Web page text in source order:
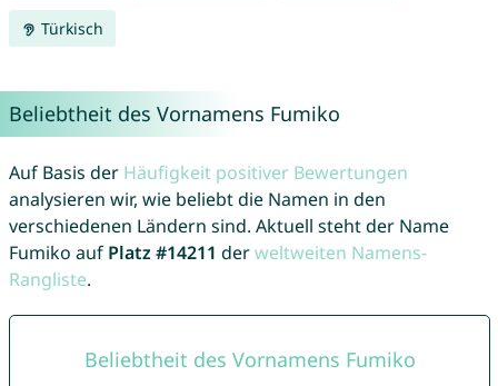
Türkisch
Beliebtheit des Vornamens Fumiko
Auf Basis der Häufigkeit positiver Bewertungen
analysieren wir, wie beliebt die Namen in den
verschiedenen Ländern sind. Aktuell steht der Name
Fumiko auf Platz #14211 derweltweiten Namens-
Rangliste.